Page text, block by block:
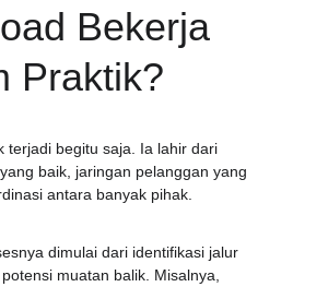
Bekerja
Praktik?
terjadi begitu saja. Ia lahir dari
baik, jaringan pelanggan yang
antara banyak pihak.
dimulai dari identifikasi jalur
muatan balik. Misalnya,